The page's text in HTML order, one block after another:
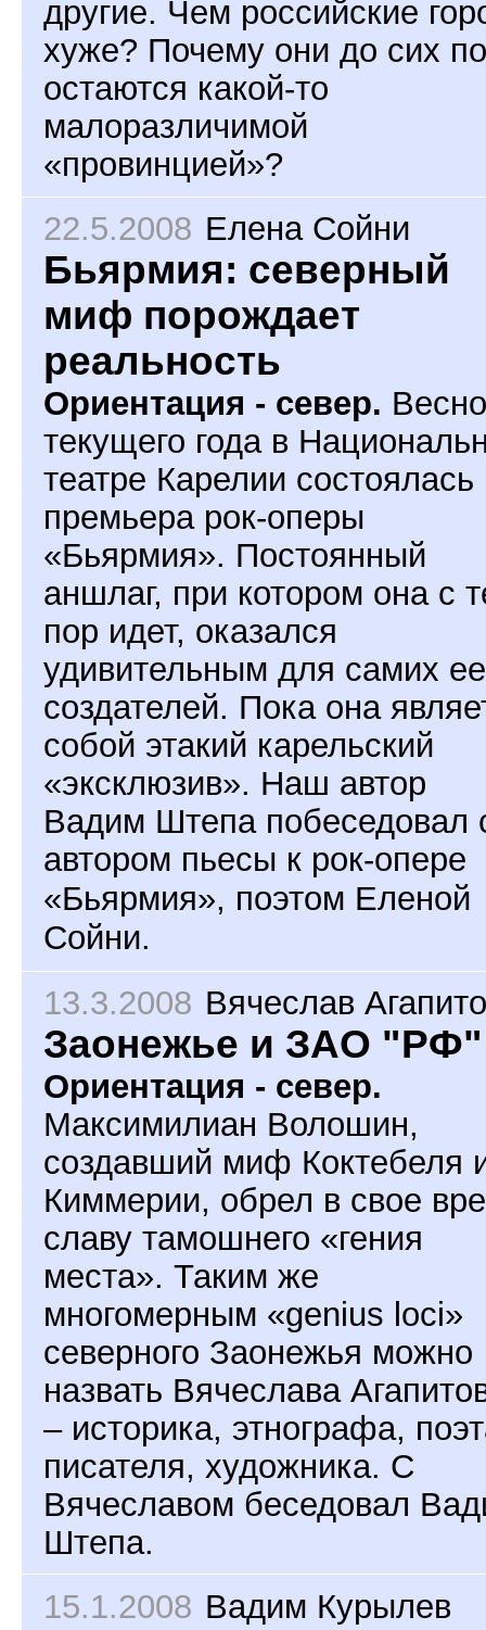
другие. Чем российские
хуже? Почему они до сих
остаются какой-то
малоразличимой
«провинцией»?
22.5.2008 Елена Сойни
Бьярмия: северный
миф порождает
реальность
Ориентация - север.
текущего года в
театре Карелии состоялась
премьера рок-оперы
«Бьярмия». Постоянный
аншлаг, при котором она с
пор идет, оказался
удивительным для самих ее
создателей. Пока она
собой этакий карельский
«эксклюзив». Наш автор
Вадим Штепа побеседовал
автором пьесы к рок-опере
«Бьярмия», поэтом Еленой
Сойни.
13.3.2008 Вячеслав
Заонежье и ЗАО "РФ"
Ориентация - север.
Максимилиан Волошин,
создавший миф Коктебеля
Киммерии, обрел в свое
славу тамошнего «гения
места». Таким же
многомерным «genius loci»
северного Заонежья можно
назвать Вячеслава
– историка, этнографа,
писателя, художника. C
Вячеславом беседовал
Штепа.
15.1.2008 Вадим Курылев